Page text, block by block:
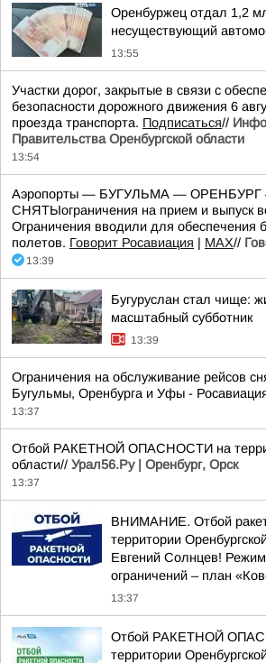
Оренбуржец отдал 1,2
несуществующий
13:55
Участки дорог, закрытые в связи с
безопасности дорожного движения 6
проезда транспорта. Подписаться//
Правительства Оренбургской области
13:54
Аэропорты — БУГУЛЬМА —
СНЯТЫограничения на прием и выпуск
Ограничения вводили для обеспечения
полетов. Говорит Росавиация | MАХ//
13:39
Бугуруслан стал чище:
масштабный субботник
13:39
Ограничения на обслуживание рейсов
Бугульмы, Оренбурга и Уфы -
13:37
Отбой РАКЕТНОЙ ОПАСНОСТИ на
области// Урал56.Ру | Оренбург, Орск
13:37
ВНИМАНИЕ. Отбой
территории
Евгений Солнцев!
ограничений – план
13:37
Отбой РАКЕТНОЙ
территории